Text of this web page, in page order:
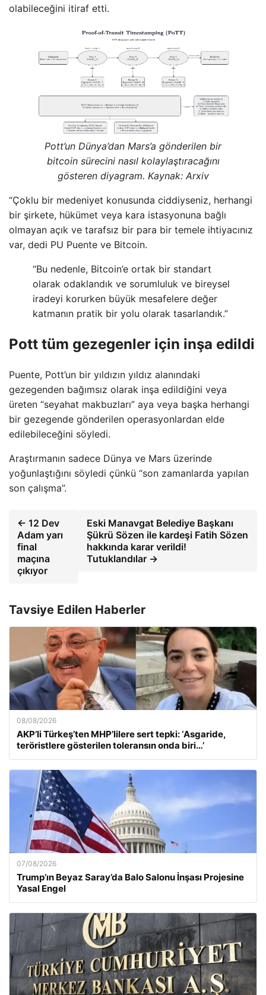
olabileceğini itiraf etti.
Pott’un Dünya’dan Mars’a gönderilen bir
bitcoin sürecini nasıl kolaylaştıracağını
gösteren diyagram. Kaynak: Arxiv
“Çoklu bir medeniyet konusunda ciddiyseniz, herhangi
bir şirkete, hükümet veya kara istasyonuna bağlı
olmayan açık ve tarafsız bir para bir temele ihtiyacınız
var, dedi PU Puente ve Bitcoin.
“Bu nedenle, Bitcoin’e ortak bir standart
olarak odaklandık ve sorumluluk ve bireysel
iradeyi korurken büyük mesafelere değer
katmanın pratik bir yolu olarak tasarlandık.”
Pott tüm gezegenler için inşa edildi
Puente, Pott’un bir yıldızın yıldız alanındaki
gezegenden bağımsız olarak inşa edildiğini veya
üreten “seyahat makbuzları” aya veya başka herhangi
bir gezegende gönderilen operasyonlardan elde
edilebileceğini söyledi.
Araştırmanın sadece Dünya ve Mars üzerinde
yoğunlaştığını söyledi çünkü “son zamanlarda yapılan
son çalışma”.
← 12 Dev
Adam yarı
final
maçına
çıkıyor
Eski Manavgat Belediye Başkanı
Şükrü Sözen ile kardeşi Fatih Sözen
hakkında karar verildi!
Tutuklandılar →
Tavsiye Edilen Haberler
08/08/2026
AKP’li Türkeş’ten MHP’lilere sert tepki: ‘Asgaride,
teröristlere gösterilen toleransın onda biri…’
07/08/2026
Trump’ın Beyaz Saray’da Balo Salonu İnşası Projesine
Yasal Engel